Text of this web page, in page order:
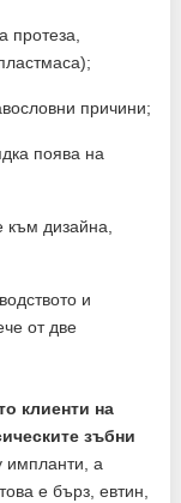
протеза,
причини;
поява на
към дизайна,
и
от две
клиенти на
зъбни
импланти, а
е бърз, евтин,